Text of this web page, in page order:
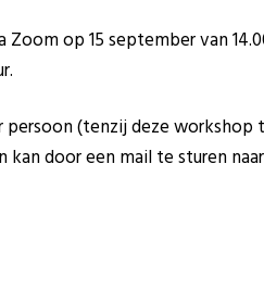
op 15 september van
(tenzij deze workshop
door een mail te sturen